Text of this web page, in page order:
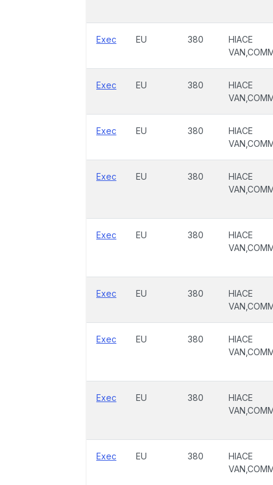
Exec EU 380
HIACE
Exec EU 380
HIACE
Exec EU 380
HIACE
Exec EU 380
HIACE
Exec EU 380
HIACE
Exec EU 380
HIACE
Exec EU 380
HIACE
Exec EU 380
HIACE
Exec EU 380
HIACE